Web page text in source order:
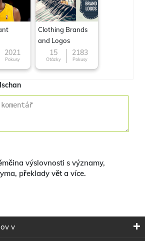
2021
Pokusy
Clothing Brands
and Logos
15
Otázky
2183
Pokusy
výslovnosti s významy,
překlady vět a více.
v